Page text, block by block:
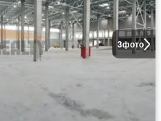
3фото